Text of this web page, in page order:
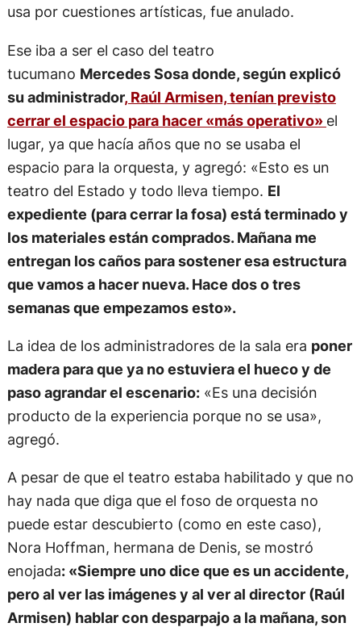
usa por cuestiones artísticas, fue anulado.
Ese iba a ser el caso del teatro
tucumano Mercedes Sosa donde, según explicó
su administrador, Raúl Armisen, tenían previsto
cerrar el espacio para hacer «más operativo» el
lugar, ya que hacía años que no se usaba el
espacio para la orquesta, y agregó: «Esto es un
teatro del Estado y todo lleva tiempo. El
expediente (para cerrar la fosa) está terminado y
los materiales están comprados. Mañana me
entregan los caños para sostener esa estructura
que vamos a hacer nueva. Hace dos o tres
semanas que empezamos esto».
La idea de los administradores de la sala era poner
madera para que ya no estuviera el hueco y de
paso agrandar el escenario:«Es una decisión
producto de la experiencia porque no se usa»,
agregó.
A pesar de que el teatro estaba habilitado y que no
hay nada que diga que el foso de orquesta no
puede estar descubierto (como en este caso),
Nora Hoffman, hermana de Denis, se mostró
enojada: «Siempre uno dice que es un accidente,
pero al ver las imágenes y al ver al director (Raúl
Armisen) hablar con desparpajo a la mañana, son